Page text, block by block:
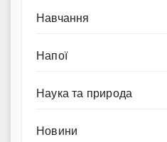
Навчання
Напої
Наука та природа
Новини